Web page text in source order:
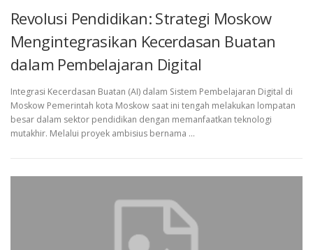
Revolusi Pendidikan: Strategi Moskow
Mengintegrasikan Kecerdasan Buatan
dalam Pembelajaran Digital
Integrasi Kecerdasan Buatan (AI) dalam Sistem Pembelajaran Digital di
Moskow Pemerintah kota Moskow saat ini tengah melakukan lompatan
besar dalam sektor pendidikan dengan memanfaatkan teknologi
mutakhir. Melalui proyek ambisius bernama …